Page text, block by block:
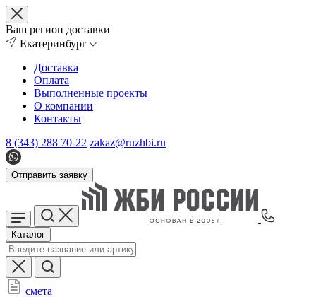
Ваш регион доставки
Екатеринбург
Доставка
Оплата
Выполненные проекты
О компании
Контакты
8 (343) 288 70-22 zakaz@ruzhbi.ru
Отправить заявку
Каталог
смета